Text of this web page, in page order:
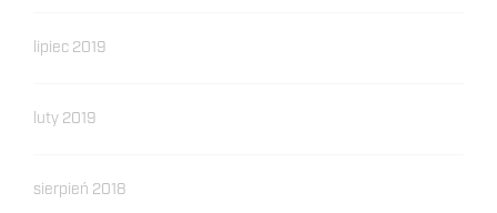
lipiec 2019
luty 2019
sierpień 2018